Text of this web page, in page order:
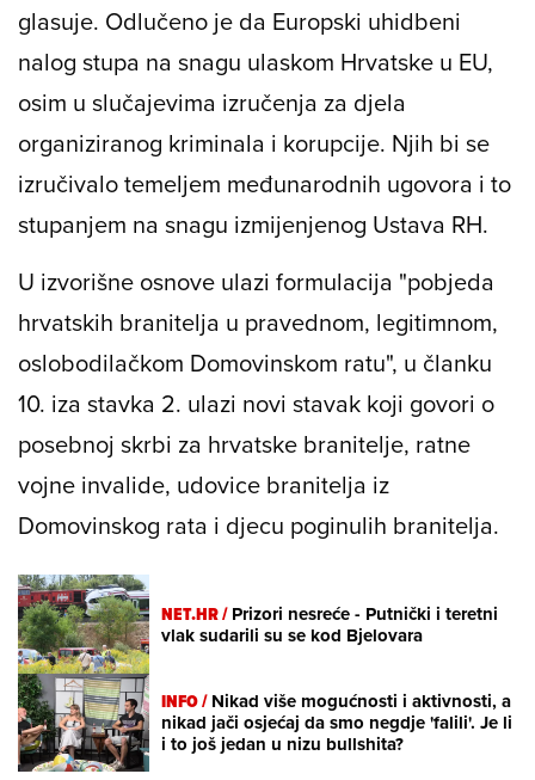
glasuje. Odlučeno je da Europski uhidbeni
nalog stupa na snagu ulaskom Hrvatske u EU,
osim u slučajevima izručenja za djela
organiziranog kriminala i korupcije. Njih bi se
izručivalo temeljem međunarodnih ugovora i to
stupanjem na snagu izmijenjenog Ustava RH.
U izvorišne osnove ulazi formulacija "pobjeda
hrvatskih branitelja u pravednom, legitimnom,
oslobodilačkom Domovinskom ratu", u članku
10. iza stavka 2. ulazi novi stavak koji govori o
posebnoj skrbi za hrvatske branitelje, ratne
vojne invalide, udovice branitelja iz
Domovinskog rata i djecu poginulih branitelja.
NET.HR /Prizori nesreće - Putnički i teretni
vlak sudarili su se kod Bjelovara
INFO /Nikad više mogućnosti i aktivnosti, a
nikad jači osjećaj da smo negdje 'falili'. Je li
i to još jedan u nizu bullshita?